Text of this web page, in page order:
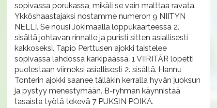
sopivassa porukassa, mikäli se vain malttaa ravata.
Ykköshaastajaksi nostamme numeron 9 NIITYN
NELLI. Se nousi Jokimaalla loppukaarteessa 2.
sisältä johtavan rinnalle ja puristi sitten asiallisesti
kakkoseksi. Tapio Perttusen ajokki taistelee
sopivassa lähdössä kärkipäässä. 1 VIIRITÄR lopetti
puolestaan viimeksi asiallisesti 2. sisältä. Hannu
Tonterin ajokki saanee tälläkin kerralla hyvän juoksun
ja pystyy menestymään. B-ryhmän käynnistää
tasaista työtä tekevä 7 PUKSIN POIKA.